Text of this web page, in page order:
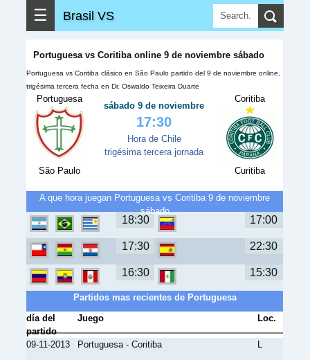
☰ Brasil VS
Portuguesa vs Coritiba online 9 de noviembre sábado
Portuguesa vs Coritiba clásico en São Paulo partido del 9 de noviembre online,
trigésima tercera fecha en Dr. Oswaldo Teixeira Duarte
Portuguesa
São Paulo
sábado 9 de noviembre
17:30
Hora de Chile
trigésima tercera jornada
Coritiba
Curitiba
A que hora juegan Portuguesa vs Coritiba 9 de noviembre
sábado
18:30 17:00
17:30 22:30
16:30 15:30
Partidos mas recientes de Portuguesa
día del
partido
Juego Loc.
09-11-2013 Portuguesa - Coritiba L